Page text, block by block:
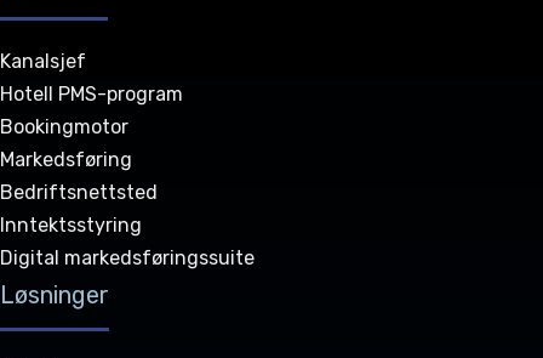
Kanalsjef
Hotell PMS-program
Bookingmotor
Markedsføring
Bedriftsnettsted
Inntektsstyring
Digital markedsføringssuite
Løsninger